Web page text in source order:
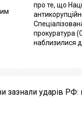
про те, що
прокуратура
наблизилися
зазнали ударів